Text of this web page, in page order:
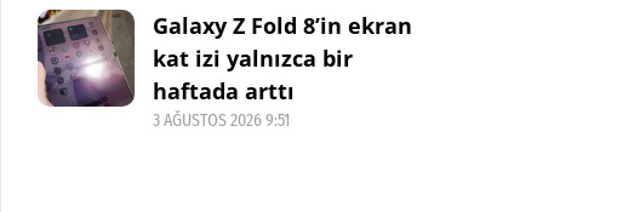
Galaxy Z Fold 8’in ekran
kat izi yalnızca bir
haftada arttı
3 AĞUSTOS 2026 9:51